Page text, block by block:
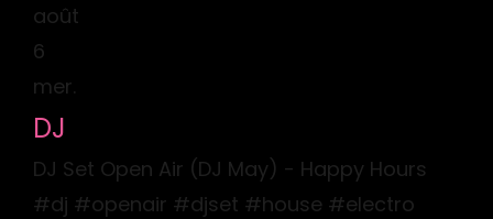
août
6
mer.
DJ
DJ Set Open Air (DJ May) - Happy Hours
#dj #openair #djset #house #electro